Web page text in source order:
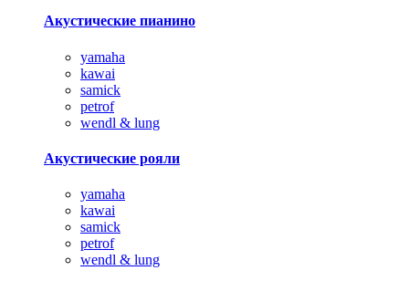
Акустические пианино
yamaha
kawai
samick
petrof
wendl & lung
Акустические рояли
yamaha
kawai
samick
petrof
wendl & lung